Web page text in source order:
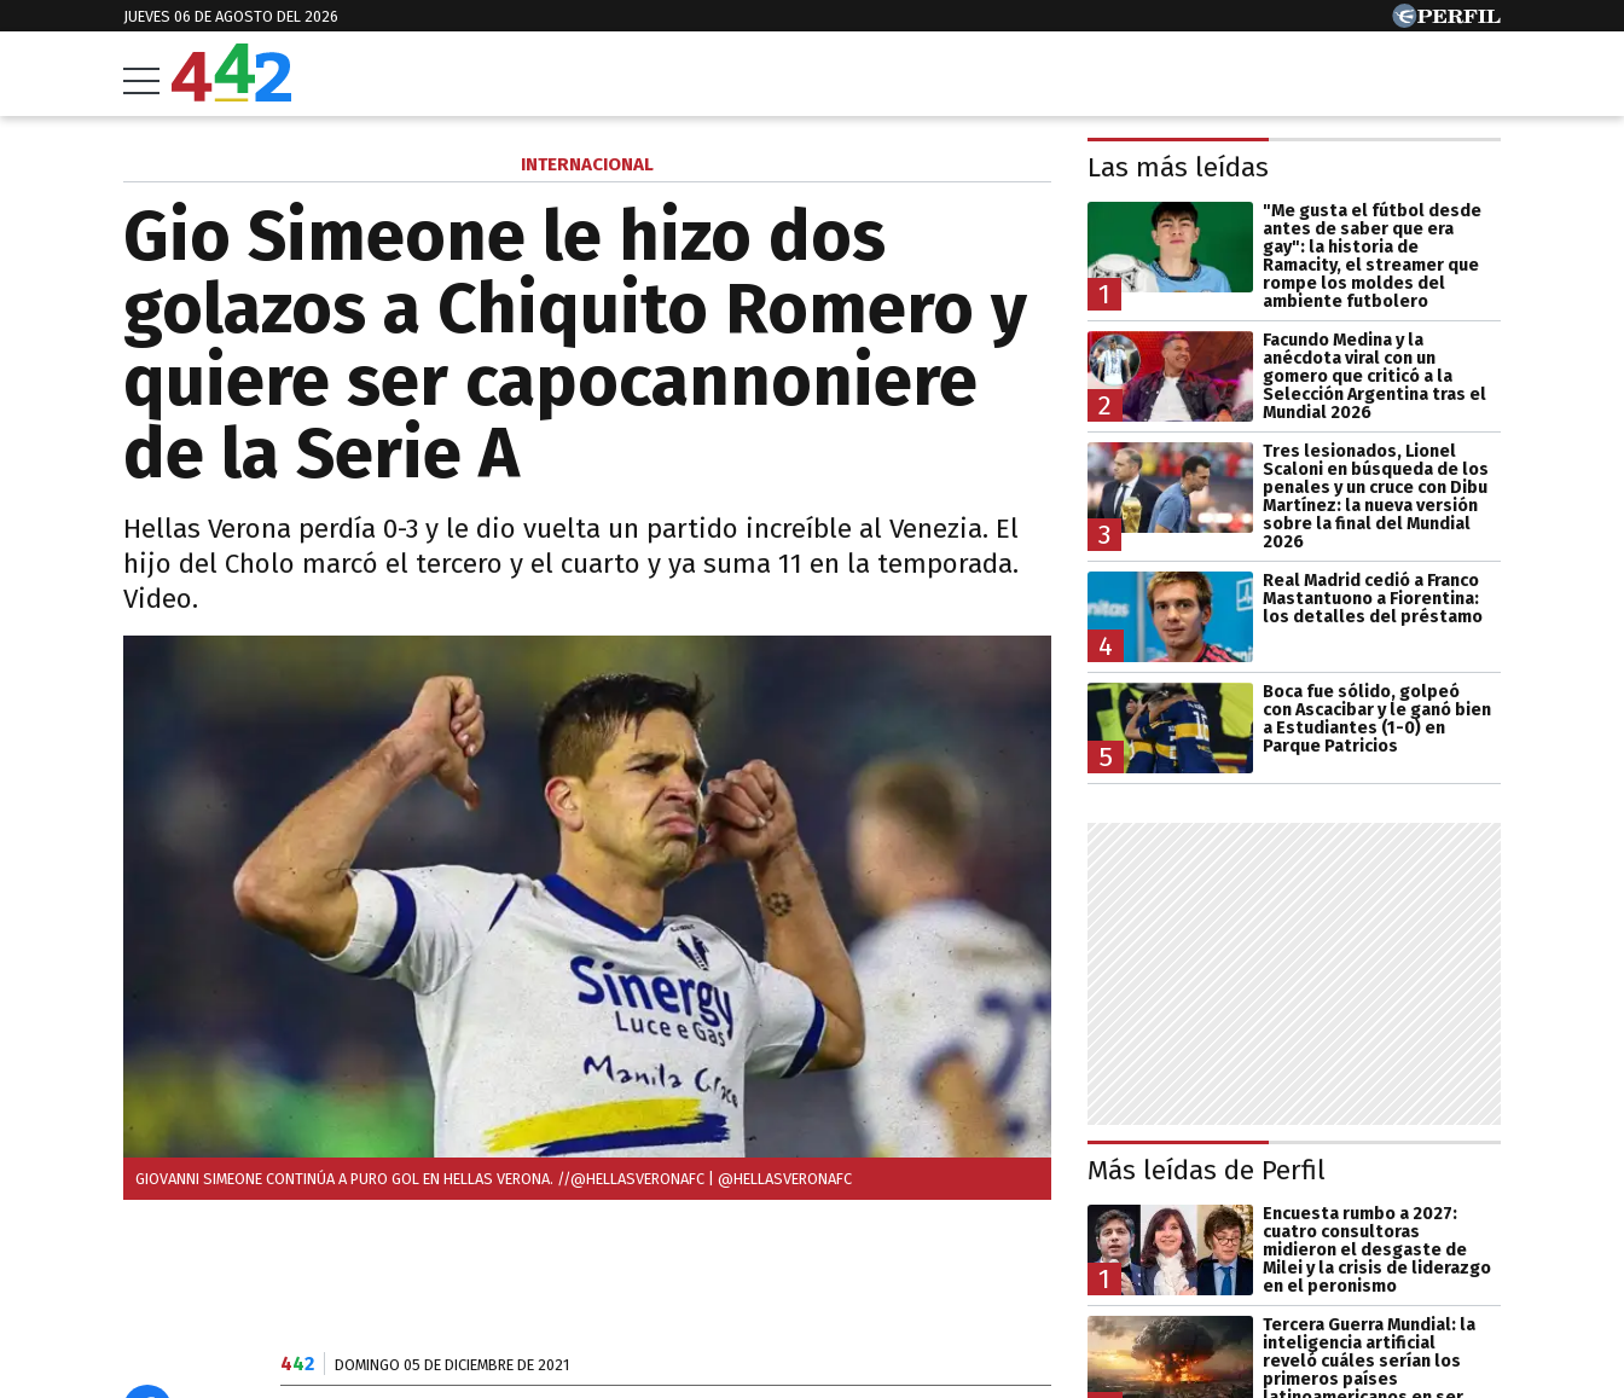
JUEVES 06 DE AGOSTO DEL 2026
INTERNACIONAL
Gio Simeone le hizo dos
golazos a Chiquito Romero y
quiere ser capocannoniere
de la Serie A
Hellas Verona perdía 0-3 y le dio vuelta un partido increíble al Venezia. El
hijo del Cholo marcó el tercero y el cuarto y ya suma 11 en la temporada.
Video.
GIOVANNI SIMEONE CONTINÚA A PURO GOL EN HELLAS VERONA. //@HELLASVERONAFC | @HELLASVERONAFC
442 DOMINGO 05 DE DICIEMBRE DE 2021
Las más leídas
1
"Me gusta el fútbol desde
antes de saber que era
gay": la historia de
Ramacity, el streamer que
rompe los moldes del
ambiente futbolero
2
Facundo Medina y la
anécdota viral con un
gomero que criticó a la
Selección Argentina tras el
Mundial 2026
3
Tres lesionados, Lionel
Scaloni en búsqueda de los
penales y un cruce con Dibu
Martínez: la nueva versión
sobre la final del Mundial
2026
4
Real Madrid cedió a Franco
Mastantuono a Fiorentina:
los detalles del préstamo
5
Boca fue sólido, golpeó
con Ascacibar y le ganó bien
a Estudiantes (1-0) en
Parque Patricios
Más leídas de Perfil
1
Encuesta rumbo a 2027:
cuatro consultoras
midieron el desgaste de
Milei y la crisis de liderazgo
en el peronismo
Tercera Guerra Mundial: la
inteligencia artificial
reveló cuáles serían los
primeros países